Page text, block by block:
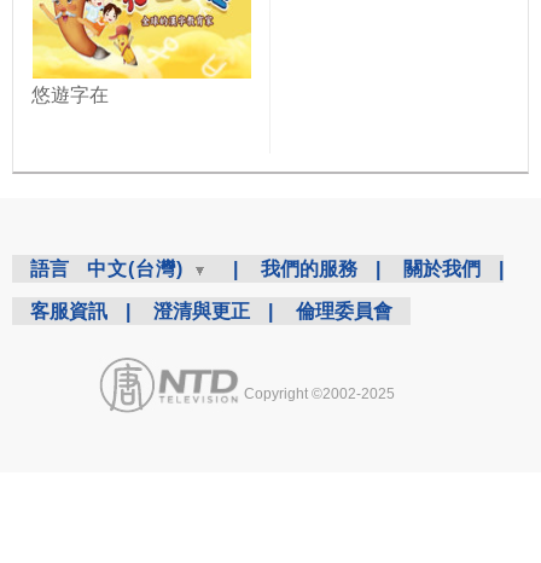
悠遊字在
語言 中文(台灣) 我們的服務 關於我們
客服資訊 澄清與更正 倫理委員會
Copyright ©2002-2025